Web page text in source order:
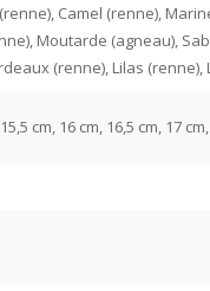
Camel (renne),
Moutarde (agneau),
(renne), Lilas
cm, 16 cm, 16,5 cm, 17